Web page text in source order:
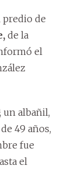
predio de
de la
el
un albañil,
49 años,
fue
el